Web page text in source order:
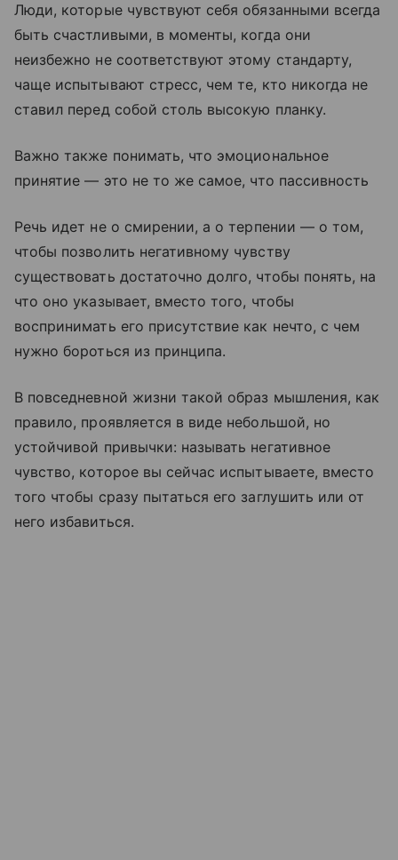
Люди, которые чувствуют себя обязанными всегда
быть счастливыми, в моменты, когда они
неизбежно не соответствуют этому стандарту,
чаще испытывают стресс, чем те, кто никогда не
ставил перед собой столь высокую планку.
Важно также понимать, что эмоциональное
принятие — это не то же самое, что пассивность
Речь идет не о смирении, а о терпении — о том,
чтобы позволить негативному чувству
существовать достаточно долго, чтобы понять, на
что оно указывает, вместо того, чтобы
воспринимать его присутствие как нечто, с чем
нужно бороться из принципа.
В повседневной жизни такой образ мышления, как
правило, проявляется в виде небольшой, но
устойчивой привычки: называть негативное
чувство, которое вы сейчас испытываете, вместо
того чтобы сразу пытаться его заглушить или от
него избавиться.